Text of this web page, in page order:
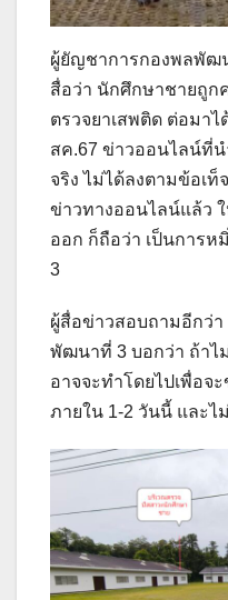
ผู้ยัญชาการกองพลพัฒ
สื่อว่า นักศึกษาชายถูก
ตรวจยาเสพติด ต่อมาไ
สค.67 ข่าวออนไลน์ที่น
จริง ไม่ได้ลงตามข้อเท็
ข่าวทางออนไลน์แล้ว
ออก ก็ถือว่า เป็นการ
3
ผู้สื่อข่าวสอบถามอีกว่
พัฒนาที่ 3 บอกว่า ถ้าไ
อาจจะทำโดยไปเพื่อจ
ภายใน 1-2 วันนี้ และไ